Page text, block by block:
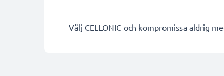
Välj CELLONIC och kompromissa aldrig